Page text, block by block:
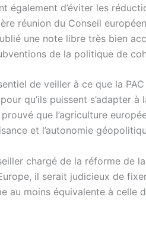
également d’éviter les
réunion du Conseil
une note libre très bien
de la politique de
de veiller à ce que la
qu’ils puissent s’adapter à
que l’agriculture
et l’autonomie
chargé de la réforme de
il serait judicieux de
au moins équivalente à celle